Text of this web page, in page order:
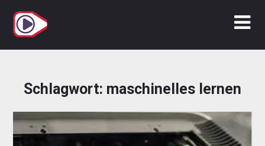
Inhalt
springen
Schlagwort: maschinelles lernen